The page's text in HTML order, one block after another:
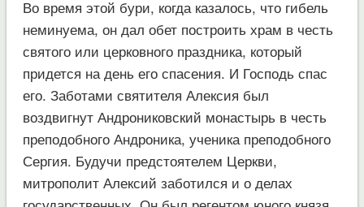
Во время этой бури, когда казалось, что гибель
неминуема, он дал обет построить храм в честь
святого или церковного праздника, который
придется на день его спасения. И Господь спас
его. Заботами святителя Алексия был
воздвигнут Андрониковский монастырь в честь
преподобного Андроника, ученика преподобного
Сергия. Будучи предстоятелем Церкви,
митрополит Алексий заботился и о делах